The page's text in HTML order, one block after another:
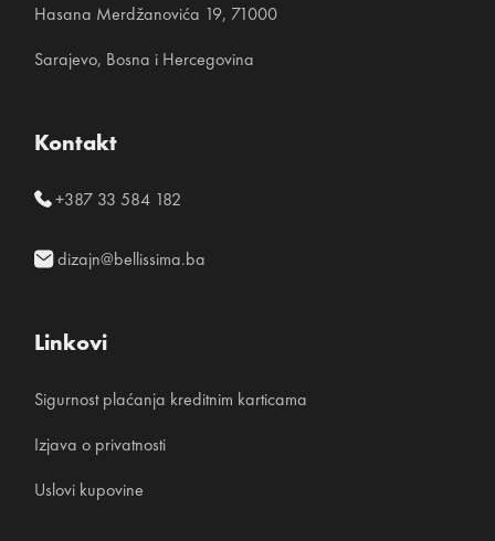
Hasana Merdžanovića 19, 71000
Sarajevo, Bosna i Hercegovina
Kontakt
+387 33 584 182
dizajn@bellissima.ba
Linkovi
Sigurnost plaćanja kreditnim karticama
Izjava o privatnosti
Uslovi kupovine